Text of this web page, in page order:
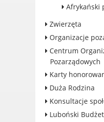
Zdrowie
Porady
Wydarzenia
WYBORY
Likwidacja
osoby z
Afrykański
Zwierzęta
Organizacje
Centrum
Pozarządowych
Karty
Duża Rodzina
Konsultacje
Luboński